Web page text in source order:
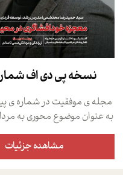
نسخه پي دي اف شماره
مجله ی موفقیت در شماره ی
به عنوان موضوع محوری به
سمی پرداخته است؛ علاوه بر
گویی اختصاصی داشته ایم با
جامعه شناس در بخش های
مشاهده جزئیات